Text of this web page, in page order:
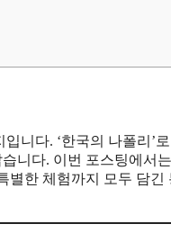
니다. ‘한국의 나폴리’
니다. 이번 포스팅에서
별한 체험까지 모두 담긴